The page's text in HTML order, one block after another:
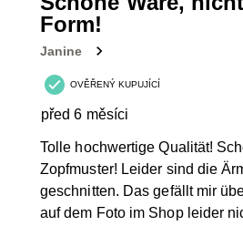
Form!
Janine
OVĚŘENÝ KUPUJÍCÍ
před 6 měsíci
Tolle hochwertige Qualität!
Zopfmuster! Leider sind die
geschnitten. Das gefällt mir
auf dem Foto im Shop leider